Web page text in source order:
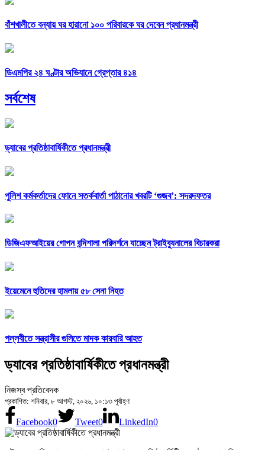
বাঁশখালীতে বন্যায় ঘর হারানো ১০০ পরিবারকে ঘর দেবেন প্রধানমন্ত্রী
ডিএমপির ২৪ ঘণ্টার অভিযানে গ্রেপ্তার ৪১৪
সর্বশেষ
ড্যাবের প্রতিষ্ঠাবার্ষিকীতে প্রধানমন্ত্রী
পুলিশ কর্মকর্তাদের ফোনে সতর্কবার্তা পাঠানোর খবরটি ‘গুজব’: সদরদফতর
ডিজিএফআইয়ের গোপন বন্দিশালা পরিদর্শনে যাচ্ছেন ট্রাইব্যুনালের বিচারকরা
ইয়েমেনে হুতিদের হামলায় ৫৮ সেনা নিহত
পল্লবীতে সন্ত্রাসীর গুলিতে মাদক কারবারি আহত
ড্যাবের প্রতিষ্ঠাবার্ষিকীতে প্রধানমন্ত্রী
নিজস্ব প্রতিবেদক
প্রকাশিত: শনিবার, ৮ আগস্ট, ২০২৬, ১০:১৩ পূর্বাহ্ণ
Facebook0 Tweet0 LinkedIn0